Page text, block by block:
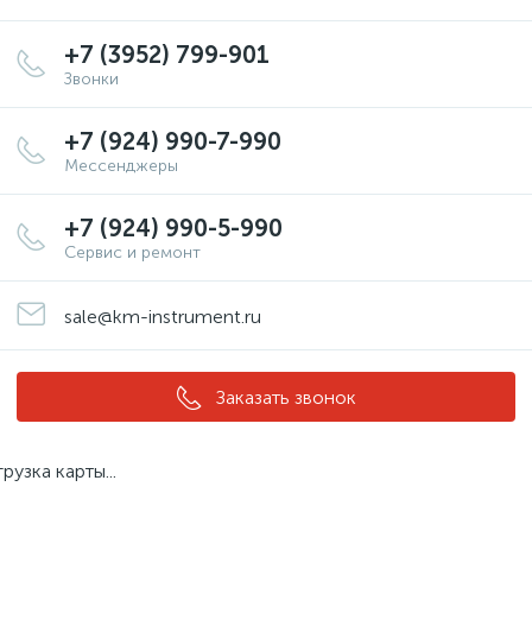
+7 (3952) 799-901
Звонки
+7 (924) 990-7-990
Мессенджеры
+7 (924) 990-5-990
Сервис и ремонт
sale@km-instrument.ru
Заказать звонок
карты...